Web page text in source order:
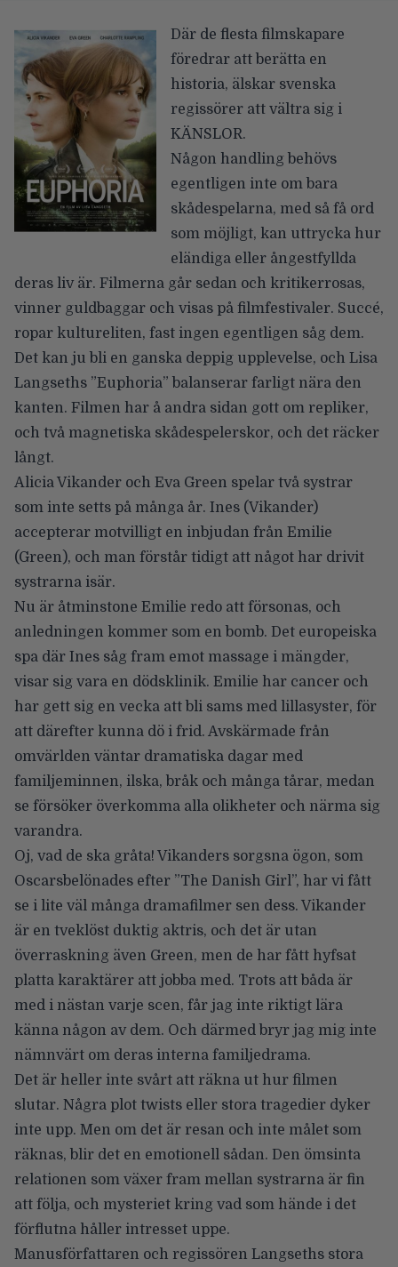
Där de flesta filmskapare
föredrar att berätta en
historia, älskar svenska
regissörer att vältra sig i
KÄNSLOR.
Någon handling behövs
egentligen inte om bara
skådespelarna, med så få ord
som möjligt, kan uttrycka hur
eländiga eller ångestfyllda
deras liv är. Filmerna går sedan och kritikerrosas,
vinner guldbaggar och visas på filmfestivaler. Succé,
ropar kultureliten, fast ingen egentligen såg dem.
Det kan ju bli en ganska deppig upplevelse, och Lisa
Langseths ”Euphoria” balanserar farligt nära den
kanten. Filmen har å andra sidan gott om repliker,
och två magnetiska skådespelerskor, och det räcker
långt.
Alicia Vikander och Eva Green spelar två systrar
som inte setts på många år. Ines (Vikander)
accepterar motvilligt en inbjudan från Emilie
(Green), och man förstår tidigt att något har drivit
systrarna isär.
Nu är åtminstone Emilie redo att försonas, och
anledningen kommer som en bomb. Det europeiska
spa där Ines såg fram emot massage i mängder,
visar sig vara en dödsklinik. Emilie har cancer och
har gett sig en vecka att bli sams med lillasyster, för
att därefter kunna dö i frid. Avskärmade från
omvärlden väntar dramatiska dagar med
familjeminnen, ilska, bråk och många tårar, medan
se försöker överkomma alla olikheter och närma sig
varandra.
Oj, vad de ska gråta! Vikanders sorgsna ögon, som
Oscarsbelönades efter ”The Danish Girl”, har vi fått
se i lite väl många dramafilmer sen dess. Vikander
är en tveklöst duktig aktris, och det är utan
överraskning även Green, men de har fått hyfsat
platta karaktärer att jobba med. Trots att båda är
med i nästan varje scen, får jag inte riktigt lära
känna någon av dem. Och därmed bryr jag mig inte
nämnvärt om deras interna familjedrama.
Det är heller inte svårt att räkna ut hur filmen
slutar. Några plot twists eller stora tragedier dyker
inte upp. Men om det är resan och inte målet som
räknas, blir det en emotionell sådan. Den ömsinta
relationen som växer fram mellan systrarna är fin
att följa, och mysteriet kring vad som hände i det
förflutna håller intresset uppe.
Manusförfattaren och regissören Langseths stora